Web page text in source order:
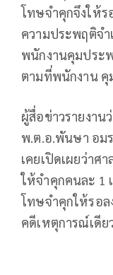
โทษจำคุกจึงให้
ความประพฤติจำ
พนักงานคุมประ
ตามที่พนักงาน
ผู้สื่อข่าวรายงาน
พ.ต.อ.พันษา อม
เคยเปิดเผยว่าศ
ให้จำคุกคนละ 1
โทษจำคุกให้รอ
คดีเหตุการณ์เดีย